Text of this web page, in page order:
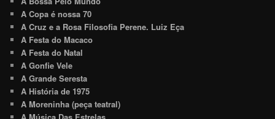
A Copa é nossa 70
A Cruz e a Rosa Filosofia Perene. Luiz Eça
A Festa do Macaco
A Festa do Natal
A Gonfie Vele
A Grande Seresta
A História de 1975
A Moreninha (peça teatral)
A Música Das Estrelas